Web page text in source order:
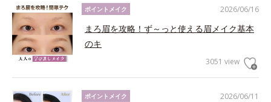
2026/06/16
ポイントメイク
まろ眉を攻略！ず～っと使える眉メイク基本
のキ
3051 view
2026/06/11
ポイントメイク